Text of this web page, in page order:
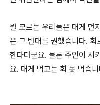
뭘 모르는 우리들은 대게 먼
은 그 반대를 권했습니다.
한다더군요. 물론 주인이 시
요. 대게 먹고는 회 못 먹습니